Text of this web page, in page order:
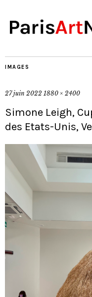
IMAGES
27 juin 2022 1880 × 2400
Simone Leigh,
des Etats-Unis,